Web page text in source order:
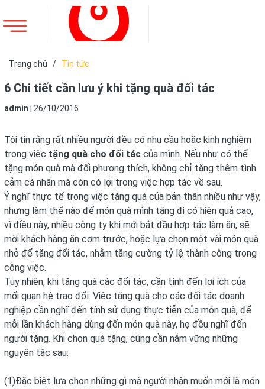
Trang chủ / Tin tức
6 Chi tiết cần lưu ý khi tặng quà đối tác
admin 26/10/2016
Tôi tin rằng rất nhiều người đều có nhu cầu hoặc kinh nghiệm
trong việc tặng quà cho đối tác của mình. Nếu như có thể
tặng món quà mà đối phương thích, không chỉ tăng thêm tình
cảm cá nhân mà còn có lợi trong việc hợp tác về sau.
Ý nghĩ thực tế trong việc tặng quà của bản thân nhiều như vậy,
nhưng làm thế nào để món quà mình tặng đi có hiện quả cao,
vì điều này, nhiều công ty khi mới bắt đầu hợp tác làm ăn, sẽ
mời khách hàng ăn cơm trước, hoặc lựa chọn một vài món quà
nhỏ để tặng đối tác, nhằm tăng cường tỷ lệ thành công trong
công việc.
Tuy nhiên, khi tặng quà các đối tác, cần tính đến lợi ích của
mối quan hệ trao đổi. Việc tặng quà cho các đối tác doanh
nghiệp cần nghĩ đến tính sử dụng thực tiễn của món quà, để
mỗi lần khách hàng dùng đến món quà này, họ đều nghĩ đến
người tặng. Khi chọn quà tặng, cũng cần nắm vững những
nguyên tắc sau:
(1)Đặc biệt lựa chọn những gì mà người nhận muốn mới là món